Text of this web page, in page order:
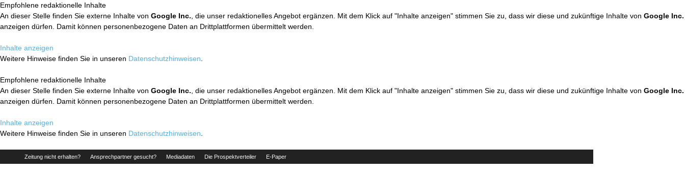
Empfohlene redaktionelle Inhalte
An dieser Stelle finden Sie externe Inhalte von Google Inc. , die unser redaktionelles Angebot ergänzen. Mit dem Klick auf "Inhalte anzeigen" stimmen Sie zu, dass wir diese und zukünftige Inhalte von Google Inc.
anzeigen dürfen. Damit können personenbezogene Daten an Drittplattformen übermittelt werden.
Inhalte anzeigen
Weitere Hinweise finden Sie in unseren Datenschutzhinweisen
Empfohlene redaktionelle Inhalte
An dieser Stelle finden Sie externe Inhalte von Google Inc. , die unser redaktionelles Angebot ergänzen. Mit dem Klick auf "Inhalte anzeigen" stimmen Sie zu, dass wir diese und zukünftige Inhalte von Google Inc.
anzeigen dürfen. Damit können personenbezogene Daten an Drittplattformen übermittelt werden.
Inhalte anzeigen
Weitere Hinweise finden Sie in unseren Datenschutzhinweisen
Zeitung nicht erhalten? Ansprechpartner gesucht? Mediadaten Die Prospektverteiler E-Paper